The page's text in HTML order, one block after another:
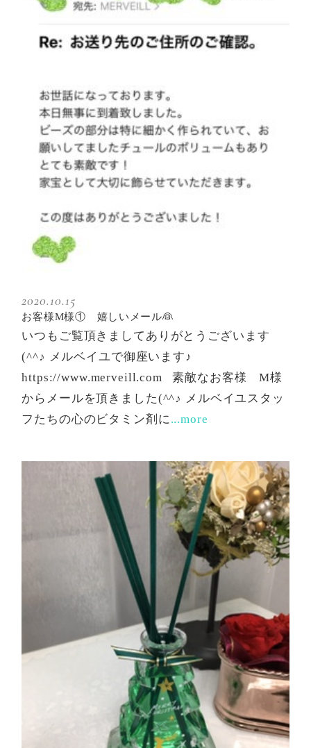
2020.10.15
お客様M様① 嬉しいメール👰
いつもご覧頂きましてありがとうございます
(^^♪ メルベイユで御座います♪
https://www.merveill.com 素敵なお客様 M様
からメールを頂きました(^^♪ メルベイユスタッ
フたちの心のビタミン剤に...more